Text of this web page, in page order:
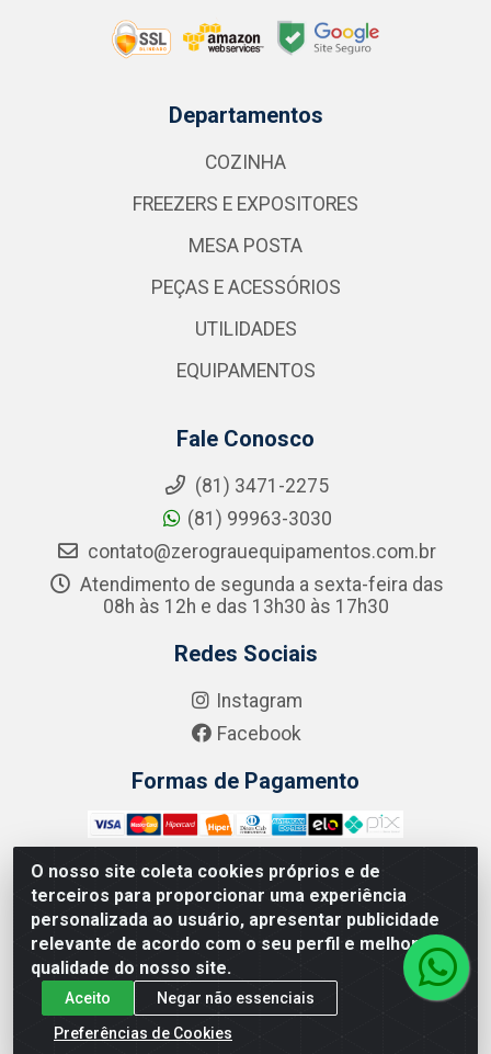
O nosso site coleta cookies próprios e de
terceiros para proporcionar uma experiência
personalizada ao usuário, apresentar publicidade
relevante de acordo com o seu perfil e melhorar a
qualidade do nosso site.
Aceito
Negar não essenciais
Preferências de Cookies
Departamentos
COZINHA
FREEZERS E EXPOSITORES
MESA POSTA
PEÇAS E ACESSÓRIOS
UTILIDADES
EQUIPAMENTOS
Fale Conosco
(81) 3471-2275
(81) 99963-3030
contato@zerograuequipamentos.com.br
Atendimento de segunda a sexta-feira das
08h às 12h e das 13h30 às 17h30
Redes Sociais
Instagram
Facebook
Formas de Pagamento
Zero Grau - Rua Jean Emile Favre, 746 - Ipsep,
Recife/PE - CEP 51.190-450 - CNPJ 09.132.989/0001-61